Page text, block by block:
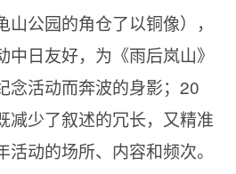
公园的角仓了以铜像），
日友好，为《雨后岚山》
念活动而奔波的身影；20
减少了叙述的冗长，又精准
动的场所、内容和频次。